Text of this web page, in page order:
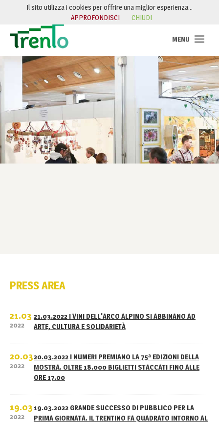
Salta al contenuto
PRESS AREA
21.03
2022
21.03.2022 I VINI DELL'ARCO ALPINO SI ABBINANO AD
ARTE, CULTURA E SOLIDARIETÀ
20.03
2022
20.03.2022 I NUMERI PREMIANO LA 75ª EDIZIONI DELLA
MOSTRA. OLTRE 18.000 BIGLIETTI STACCATI FINO ALLE
ORE 17.00
19.03
2022
19.03.2022 GRANDE SUCCESSO DI PUBBLICO PER LA
PRIMA GIORNATA. IL TRENTINO FA QUADRATO INTORNO AL
Il sito utilizza i cookies per offrire una miglior esperienza…
APPROFONDISCI
CHIUDI